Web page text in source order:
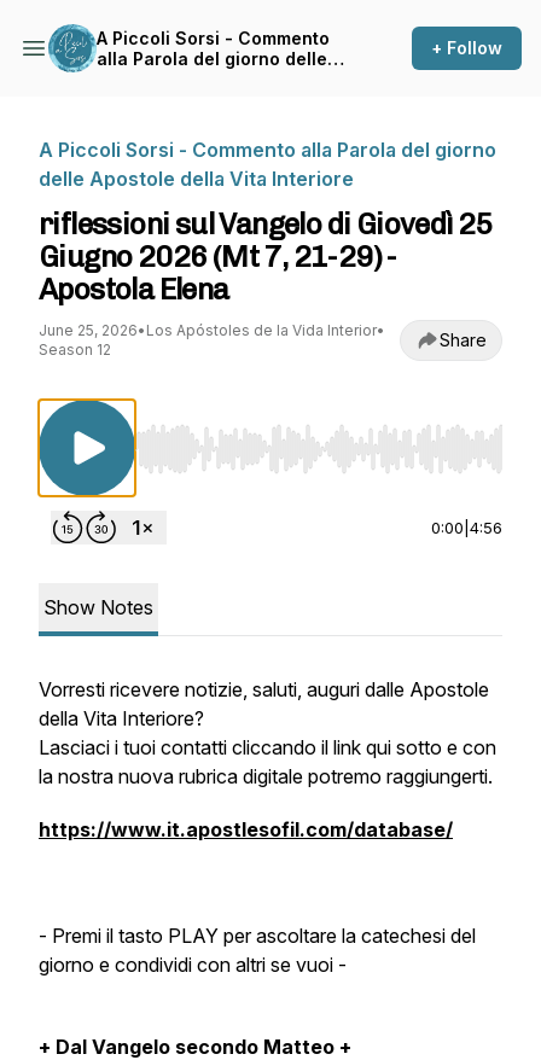
A Piccoli Sorsi - Commento
alla Parola del giorno delle
+ Follow
A Piccoli Sorsi - Commento alla Parola del giorno
delle Apostole della Vita Interiore
riflessioni sul Vangelo di Giovedì 25
Giugno 2026 (Mt 7, 21-29) -
Apostola Elena
June 25, 2026• Los Apóstoles de la Vida Interior•
Season 12
Share
Use Left/Right to seek, Home/End to jump to
0:00 4:56
Show Notes
Vorresti ricevere notizie, saluti, auguri dalle Apostole
della Vita Interiore?
Lasciaci i tuoi contatti cliccando il link qui sotto e con
la nostra nuova rubrica digitale potremo raggiungerti.
https://www.it.apostlesofil.com/database/
- Premi il tasto PLAY per ascoltare la catechesi del
giorno e condividi con altri se vuoi -
+ Dal Vangelo secondo Matteo +